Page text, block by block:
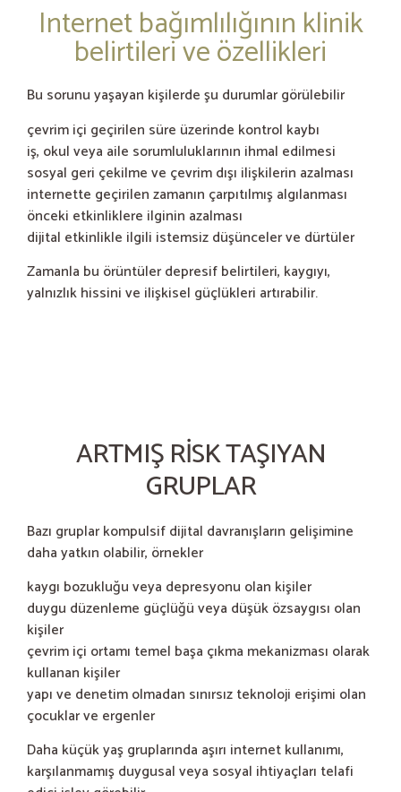
Internet bağımlılığının klinik
belirtileri ve özellikleri
Bu sorunu yaşayan kişilerde şu durumlar görülebilir
çevrim içi geçirilen süre üzerinde kontrol kaybı
iş, okul veya aile sorumluluklarının ihmal edilmesi
sosyal geri çekilme ve çevrim dışı ilişkilerin azalması
internette geçirilen zamanın çarpıtılmış algılanması
önceki etkinliklere ilginin azalması
dijital etkinlikle ilgili istemsiz düşünceler ve dürtüler
Zamanla bu örüntüler depresif belirtileri, kaygıyı,
yalnızlık hissini ve ilişkisel güçlükleri artırabilir.
ARTMIŞ RISK TAŞIYAN
GRUPLAR
Bazı gruplar kompulsif dijital davranışların gelişimine
daha yatkın olabilir, örnekler
kaygı bozukluğu veya depresyonu olan kişiler
duygu düzenleme güçlüğü veya düşük özsaygısı olan
kişiler
çevrim içi ortamı temel başa çıkma mekanizması olarak
kullanan kişiler
yapı ve denetim olmadan sınırsız teknoloji erişimi olan
çocuklar ve ergenler
Daha küçük yaş gruplarında aşırı internet kullanımı,
karşılanmamış duygusal veya sosyal ihtiyaçları telafi